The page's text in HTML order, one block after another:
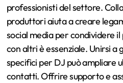
professionisti del settore.
produttori aiuta a creare
social media per condividere
con altri è essenziale. Unirsi a
specifici per DJ può ampliare
contatti. Offrire supporto e